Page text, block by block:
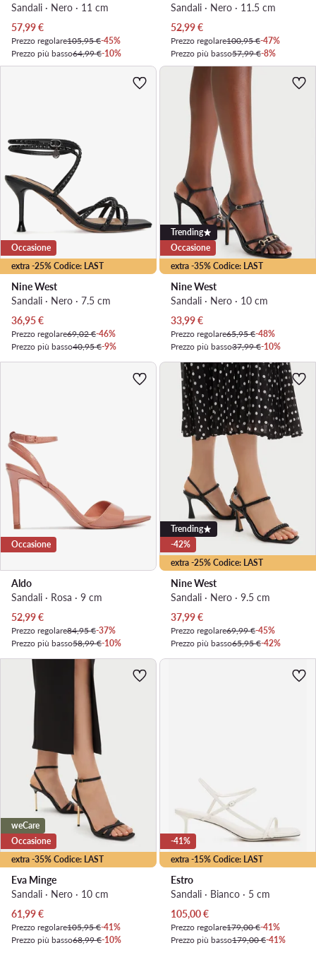
Sandali · Nero · 11 cm
Prezzo attuale
57,99€
Prezzo regolare105,95 €-45%
Prezzo più basso64,99 €-10%
Sandali · Nero · 11.5 cm
Prezzo attuale
52,99€
Prezzo regolare100,95 €-47%
Prezzo più basso57,99 €-8%
extra -25% Codice: LAST
Occasione
Nine West
Sandali · Nero · 7.5 cm
Prezzo attuale
36,95€
Prezzo regolare69,02 €-46%
Prezzo più basso40,95 €-9%
extra -35% Codice: LAST
Trending
Occasione
Nine West
Sandali · Nero · 10 cm
Prezzo attuale
33,99€
Prezzo regolare65,95 €-48%
Prezzo più basso37,99 €-10%
Occasione
Aldo
Sandali · Rosa · 9 cm
Prezzo attuale
52,99€
Prezzo regolare84,95 €-37%
Prezzo più basso58,99 €-10%
extra -25% Codice: LAST
Trending
-42%
Nine West
Sandali · Nero · 9.5 cm
Prezzo attuale
37,99€
Prezzo regolare69,99 €-45%
Prezzo più basso65,95 €-42%
extra -35% Codice: LAST
weCare
Occasione
Eva Minge
Sandali · Nero · 10 cm
Prezzo attuale
61,99€
Prezzo regolare105,95 €-41%
Prezzo più basso68,99 €-10%
extra -15% Codice: LAST
-41%
Estro
Sandali · Bianco · 5 cm
Prezzo attuale
105,00€
Prezzo regolare179,00 €-41%
Prezzo più basso179,00 €-41%